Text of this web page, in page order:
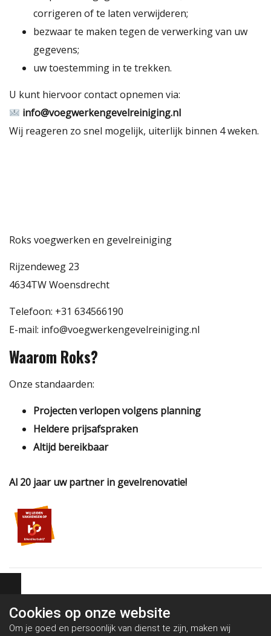
corrigeren of te laten verwijderen;
bezwaar te maken tegen de verwerking van uw
gegevens;
uw toestemming in te trekken.
U kunt hiervoor contact opnemen via:
info@voegwerkengevelreiniging.nl
Wij reageren zo snel mogelijk, uiterlijk binnen 4 weken.
Roks voegwerken en gevelreiniging
Rijzendeweg 23
4634TW Woensdrecht
Telefoon: +31 634566190
E-mail: info@voegwerkengevelreiniging.nl
Waarom Roks?
Onze standaarden:
Projecten verlopen volgens planning
Heldere prijsafspraken
Altijd bereikbaar
Al 20 jaar uw partner in gevelrenovatie!
Cookies op onze website
Om je goed en persoonlijk van dienst te zijn, maken wij